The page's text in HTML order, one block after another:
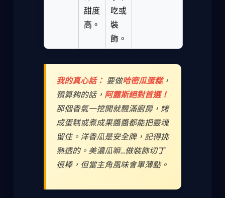
甜度
高。
吃或
裝
飾。
我的真心話： 要做哈密瓜蛋糕，
預算夠的話， 阿露斯絕對首選！
那個香氣一挖開就飄滿廚房，烤
成蛋糕或煮成果醬醬都能把靈魂
留住。洋香瓜是安全牌，記得挑
熟透的。美濃瓜嘛...做裝飾切丁
很棒，但當主角風味會單薄點。